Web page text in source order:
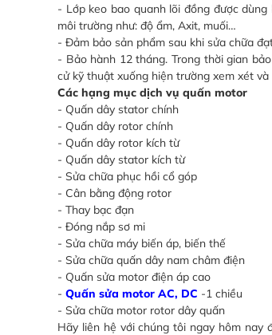
- Lớp keo bao quanh lõi đồng được
môi trường như: độ ẩm, Axit, muối…
- Đảm bảo sản phẩm sau khi sửa chữa
- Bảo hành 12 tháng. Trong thời gian
cử kỹ thuật xuống hiện trường xem xét
Các hạng mục dịch vụ quấn motor
- Quấn dây stator chính
- Quấn dây rotor chính
- Quấn dây rotor kích từ
- Quấn dây stator kích từ
- Sửa chữa phục hồi cổ góp
- Cân bằng động rotor
- Thay bạc đạn
- Đóng nắp sơ mi
- Sửa chữa máy biến áp, biến thế
- Sửa chữa quấn dây nam châm điện
- Quấn sửa motor điện áp cao
- Quấn sửa motor AC, DC -1 chiều
- Sửa chữa motor rotor dây quấn
Hãy liên hệ với chúng tôi ngay hôm nay